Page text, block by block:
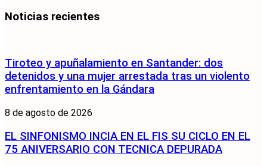
Noticias recientes
Tiroteo y apuñalamiento en Santander: dos
detenidos y una mujer arrestada tras un violento
enfrentamiento en la Gándara
8 de agosto de 2026
EL SINFONISMO INCIA EN EL FIS SU CICLO EN EL
75 ANIVERSARIO CON TECNICA DEPURADA